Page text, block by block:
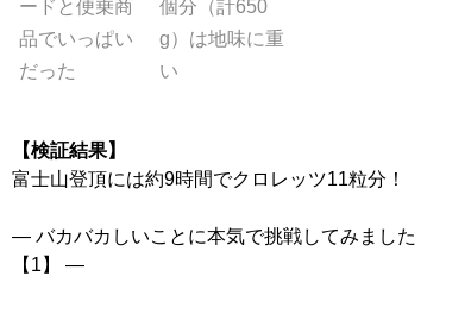
ードと便乗商
品でいっぱい
だった
個分（計650
g）は地味に重
い
【検証結果】
富士山登頂には約9時間でクロレッツ11粒分！
― バカバカしいことに本気で挑戦してみました